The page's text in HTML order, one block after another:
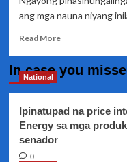
ang mga nauna niyang
Read MoreRead
Senator-
Go,
hinamon
In case you
National
Ipinatupad na price
Energy sa mga
senador
0